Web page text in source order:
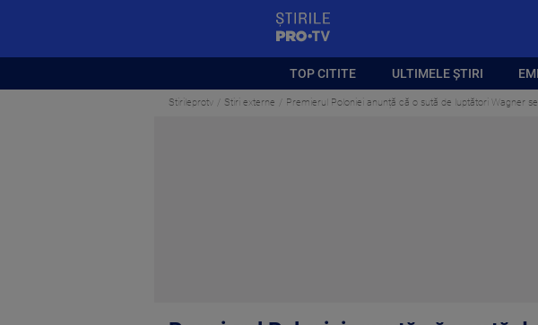
TOP CITITE ULTIMELE ȘTIRI
Stirileprotv Stiri externe Premierul Poloniei anunță că o sută de luptători Wagner